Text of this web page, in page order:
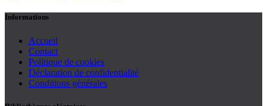
Informations
Accueil
Contact
Politique de cookies
Déclaration de confidentialité
Conditions générales